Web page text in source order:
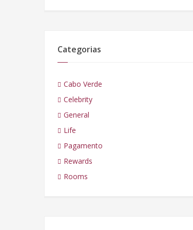
Categorias
Cabo Verde
Celebrity
General
Life
Pagamento
Rewards
Rooms